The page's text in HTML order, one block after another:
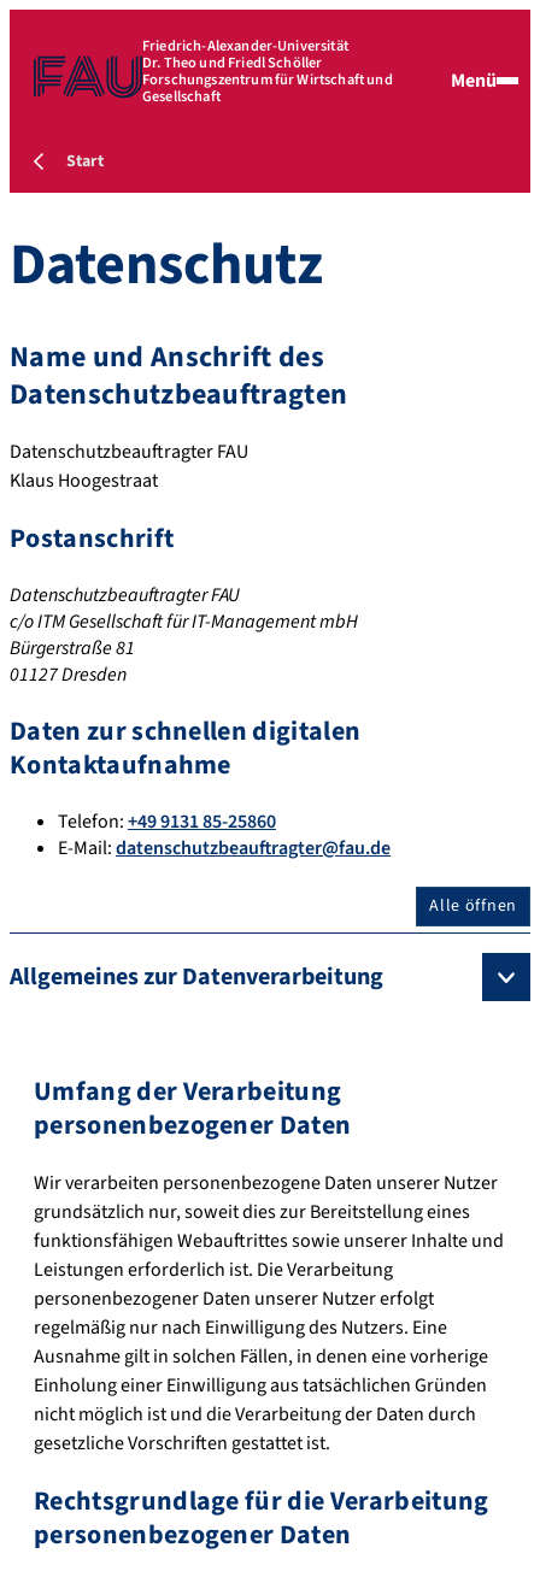
Friedrich-Alexander-Universität
Dr. Theo und Friedl Schöller
Forschungszentrum für Wirtschaft und
Gesellschaft
Menü
Start
Datenschutz
Name und Anschrift des
Datenschutzbeauftragten
Datenschutzbeauftragter FAU
Klaus Hoogestraat
Postanschrift
Datenschutzbeauftragter FAU
c/o ITM Gesellschaft für IT-Management mbH
Bürgerstraße 81
01127 Dresden
Daten zur schnellen digitalen
Kontaktaufnahme
Telefon:+49 9131 85-25860
E-Mail:datenschutzbeauftragter@fau.de
Alle öffnen
Allgemeines zur Datenverarbeitung
Umfang der Verarbeitung
personenbezogener Daten
Wir verarbeiten personenbezogene Daten unserer Nutzer
grundsätzlich nur, soweit dies zur Bereitstellung eines
funktionsfähigen Webauftrittes sowie unserer Inhalte und
Leistungen erforderlich ist. Die Verarbeitung
personenbezogener Daten unserer Nutzer erfolgt
regelmäßig nur nach Einwilligung des Nutzers. Eine
Ausnahme gilt in solchen Fällen, in denen eine vorherige
Einholung einer Einwilligung aus tatsächlichen Gründen
nicht möglich ist und die Verarbeitung der Daten durch
gesetzliche Vorschriften gestattet ist.
Rechtsgrundlage für die Verarbeitung
personenbezogener Daten